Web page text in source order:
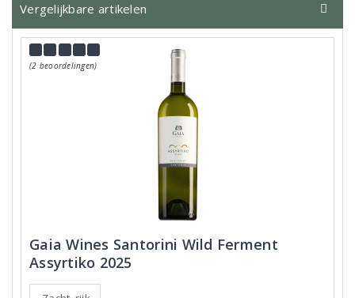
Vergelijkbare artikelen
(2 beoordelingen)
Gaia Wines Santorini Wild Ferment
Assyrtiko 2025